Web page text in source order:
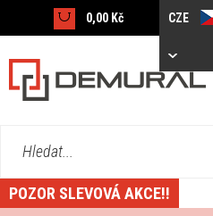
0,00 Kč CZE
Hledat...
POZOR SLEVOVÁ AKCE!!